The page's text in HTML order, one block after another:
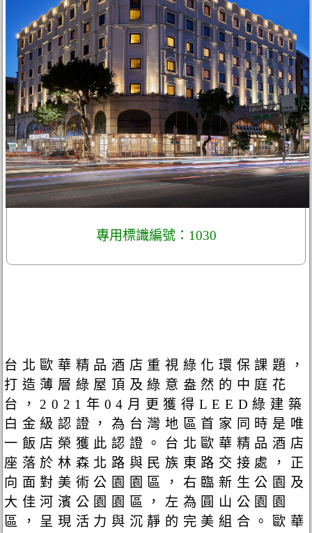
專用標識編號：1030
台北歐華精品酒店重視綠化環保課題，
打造薄層綠屋頂及綠意盎然的中庭花
台，2021年04月更獲得LEED綠建築
白金級認證，為台灣地區首家同時是唯
一飯店榮獲此認證。台北歐華精品酒店
座落於林森北路與民族東路交接處，正
向面對美術公園園區，右臨新生公園及
大佳河濱公園園區，左為圓山公園園
區，呈現活力與沉靜的完美組合。歐華